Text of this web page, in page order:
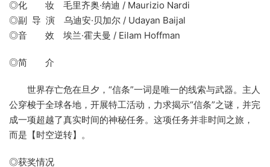
◎化 妆 毛里齐奥·纳迪 / Maurizio Nardi
◎副 导 演 乌迪安·贝加尔 / Udayan Baijal
◎音 效 埃兰·霍夫曼 / Eilam Hoffman
◎简 介
世界存亡危在旦夕，“信条”一词是唯一的线索与武器。主人
公穿梭于全球各地，开展特工活动，力求揭示“信条”之谜，并完
成一项超越了真实时间的神秘任务。这项任务并非时间之旅，
而是【时空逆转】。
◎获奖情况